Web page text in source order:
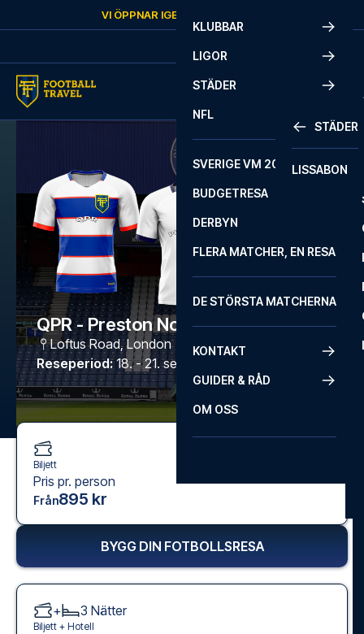
VI ÖPPNAR IGEN
KLUBBAR
LIGOR
STÄDER
STÄDER
LISSABON
NFL
SVERIGE VM 2026
BUDGETRESA
DERBYN
FLERA MATCHER, EN RESA
DE STÖRSTA MATCHERNA
KONTAKT
GUIDER & RÅD
OM OSS
QPR - Preston North End
Loftus Road,London
Reseperiod: 18. - 21. sep. 2026
Biljett
Pris pr. person
Från895 kr
BYGG DIN FOTBOLLSRESA
+ 3 Nätter
Biljett + Hotell